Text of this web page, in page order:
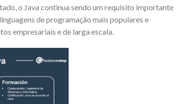
o Java continua sendo um requisito importante
de programação mais populares e
empresariais e de larga escala.